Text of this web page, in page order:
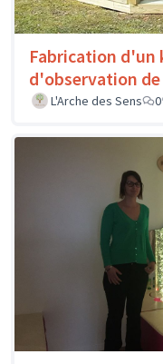
Fabrication d'un
d'observation
L'Arche des Sens
0